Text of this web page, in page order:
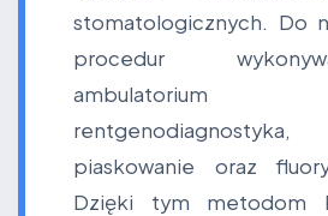
stomatologicznych. Do
procedur
piaskowanie oraz
Dzięki tym metodom